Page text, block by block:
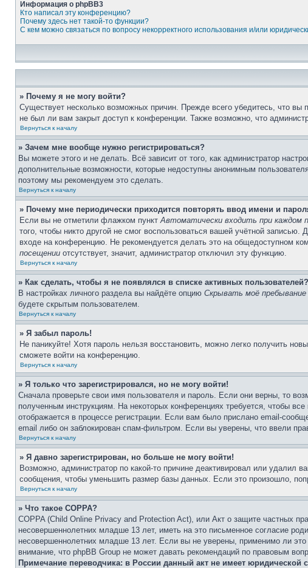
Информация о phpBB3
Кто написал эту конференцию?
Почему здесь нет такой-то функции?
С кем можно связаться по вопросу некорректного использования и/или
» Почему я не могу войти?
Существует несколько возможных причин. Прежде всего убедитесь, что
не был ли вам закрыт доступ к конференции. Также возможно, что
Вернуться к началу
» Зачем мне вообще нужно регистрироваться?
Вы можете этого и не делать. Всё зависит от того, как администратор
дополнительные возможности, которые недоступны анонимным
поэтому мы рекомендуем это сделать.
Вернуться к началу
» Почему мне периодически приходится повторять ввод имени и
Если вы не отметили флажком пунктАвтоматически входить при каждом
того, чтобы никто другой не смог воспользоваться вашей учётной
входе на конференцию. Не рекомендуется делать это на общедоступном
посещении отсутствует, значит, администратор отключил эту функцию.
Вернуться к началу
» Как сделать, чтобы я не появлялся в списке активных пользователей?
В настройках личного раздела вы найдёте опцию Скрывать моё пребывание
будете скрытым пользователем.
Вернуться к началу
» Я забыл пароль!
Не паникуйте! Хотя пароль нельзя восстановить, можно легко получить
сможете войти на конференцию.
Вернуться к началу
» Я только что зарегистрировался, но не могу войти!
Сначала проверьте свои имя пользователя и пароль. Если они верны, то
полученным инструкциям. На некоторых конференциях требуется, чтобы
отображается в процессе регистрации. Если вам было прислано email-
email либо он заблокирован спам-фильтром. Если вы уверены, что ввели
Вернуться к началу
» Я давно зарегистрирован, но больше не могу войти!
Возможно, администратор по какой-то причине деактивировал или удалил
сообщения, чтобы уменьшить размер базы данных. Если это произошло,
Вернуться к началу
» Что такое COPPA?
COPPA (Child Online Privacy and Protection Act), или Акт о защите частных
несовершеннолетних младше 13 лет, иметь на это письменное согласие
несовершеннолетних младше 13 лет. Если вы не уверены, применимо ли
внимание, что phpBB Group не может давать рекомендаций по правовым
Примечание переводчика: в России данный акт не имеет юридической